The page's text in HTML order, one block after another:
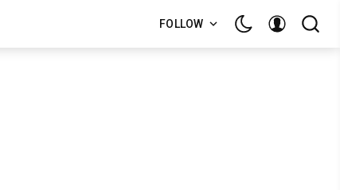
FOLLOW